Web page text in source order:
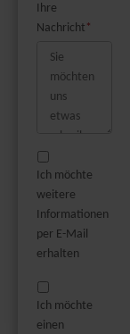
Ihre
Nachricht *
Ich möchte
weitere
Informationen
per E-Mail
erhalten
Ich möchte
einen